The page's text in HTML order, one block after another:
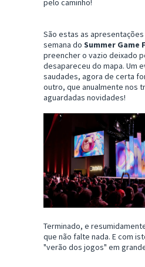
pelo caminho!
São estas as
semana do Summer Game
preencher o vazio deixado
desapareceu do mapa. Um
saudades, agora de certa
outro, que anualmente nos
aguardadas novidades!
Terminado, e
que não falte nada. E com
"verão dos jogos" em